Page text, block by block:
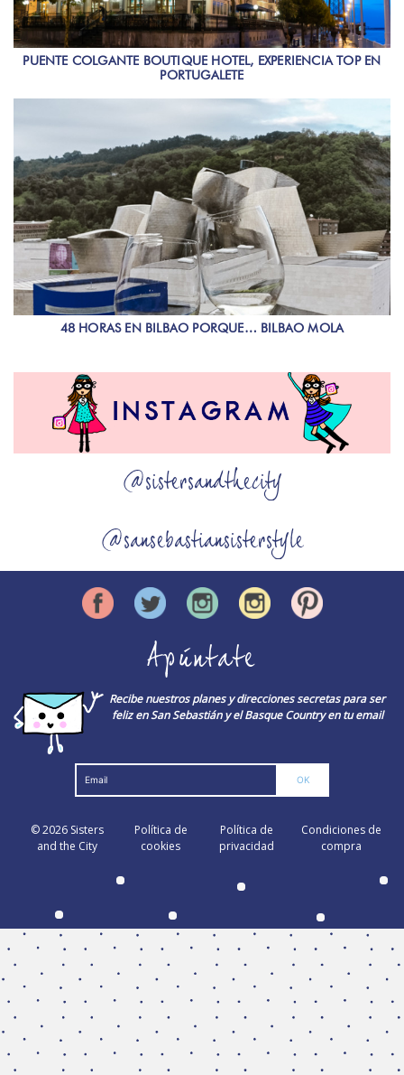
PUENTE COLGANTE BOUTIQUE HOTEL, EXPERIENCIA TOP EN
PORTUGALETE
48 HORAS EN BILBAO PORQUE… BILBAO MOLA
@sistersandthecity
@sansebastiansisterstyle
Apúntate
Recibe nuestros planes y direcciones secretas para ser
feliz en San Sebastián y el Basque Country en tu email
© 2026 Sisters
and the City
Política de
cookies
Política de
privacidad
Condiciones de
compra